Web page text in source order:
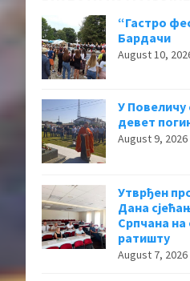
“Гастро
Бардачи
August 10,
У Повеличу
девет
August 9, 2026
Утврђен
Дана
Српчана
ратишту
August 7, 2026